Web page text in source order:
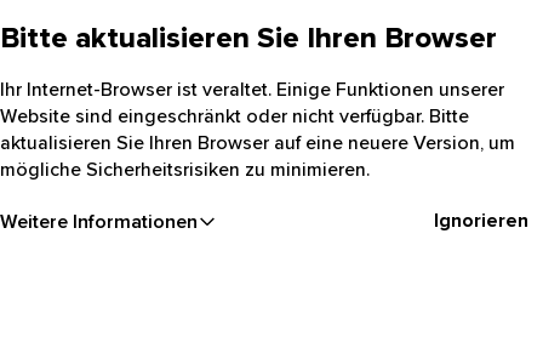
Bitte aktualisieren Sie Ihren Browser
Ihr Internet-Browser ist veraltet. Einige Funktionen unserer
Website sind eingeschränkt oder nicht verfügbar. Bitte
aktualisieren Sie Ihren Browser auf eine neuere Version, um
mögliche Sicherheitsrisiken zu minimieren.
Weitere Informationen Ignorieren